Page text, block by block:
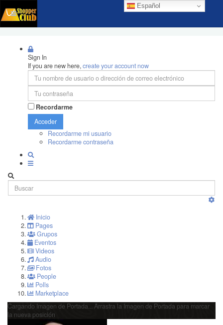
Español
Sign In
If you are new here,create your account now
Recordarme
Acceder
Recordarme mi usuario
Recordarme contraseña
Inicio
Pages
Grupos
Eventos
Videos
Audio
Fotos
People
Polls
Marketplace
Cargando Imagen de Portada...
Arrastra la Imagen de Portada para marcar
la nueva posición